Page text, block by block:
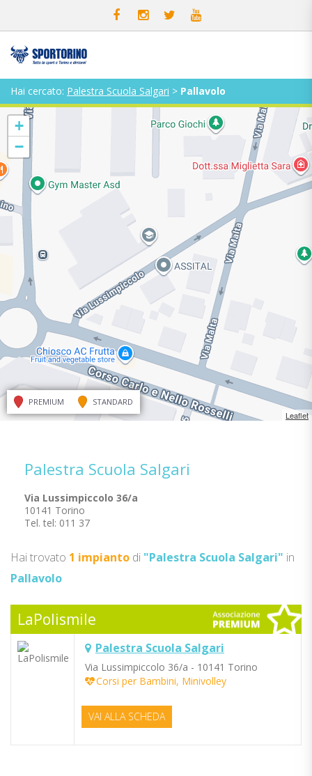
Hai cercato: Palestra Scuola Salgari > Pallavolo
+
−
Leaflet
PREMIUM STANDARD
Palestra Scuola Salgari
Via Lussimpiccolo 36/a
10141 Torino
Tel. tel: 011 37
Hai trovato 1 impianto di "Palestra Scuola Salgari" in
Pallavolo
LaPolismile
Palestra Scuola Salgari
Via Lussimpiccolo 36/a - 10141 Torino
Corsi per Bambini, Minivolley
VAI ALLA SCHEDA